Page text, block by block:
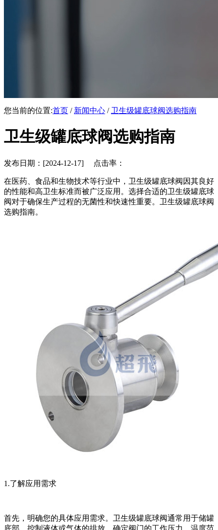
您当前的位置:首页 / 新闻中心 / 卫生级罐底球阀选购指南
卫生级罐底球阀选购指南
发布日期：[2024-12-17] 点击率：
在医药、食品和生物技术等行业中，卫生级罐底球阀因其良好
的性能和高卫生标准而被广泛应用。选择合适的卫生级罐底球
阀对于确保生产过程的无菌性和快速性重要。卫生级罐底球阀
选购指南。
1.了解应用需求
首先，明确您的具体应用需求。卫生级罐底球阀通常用于储罐
底部，控制液体或气体的排放。确定阀门的工作压力、温度范